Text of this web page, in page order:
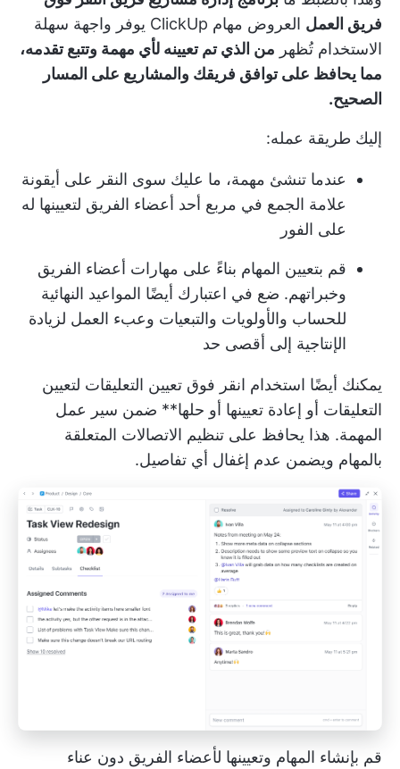
فريق العمل العروض مهام ClickUp
يوفر واجهة سهلة
الاستخدام تُظهر من الذي تم تعيينه لأي مهمة وتتبع تقدمه،
مما يحافظ على توافق فريقك والمشاريع على المسار
الصحيح.
إليك طريقة عمله:
عندما تنشئ مهمة، ما عليك سوى النقر على أيقونة
علامة الجمع في مربع أحد أعضاء الفريق لتعيينها له
على الفور
قم بتعيين المهام بناءً على مهارات أعضاء الفريق
وخبراتهم. ضع في اعتبارك أيضًا المواعيد النهائية
للحساب والأولويات والتبعيات وعبء العمل لزيادة
الإنتاجية إلى أقصى حد
يمكنك أيضًا استخدام انقر فوق تعيين التعليقات لتعيين
التعليقات أو إعادة تعيينها أو حلها** ضمن سير عمل
المهمة. هذا يحافظ على تنظيم الاتصالات المتعلقة
بالمهام ويضمن عدم إغفال أي تفاصيل.
قم بإنشاء المهام وتعيينها لأعضاء الفريق دون عناء